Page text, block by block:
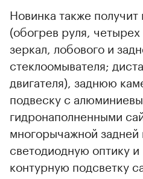
Новинка также
(обогрев руля,
зеркал, лобового и
стеклоомывателя;
двигателя), заднюю
подвеску с
гидронаполненными
многорычажной задней
светодиодную оптику
контурную подсветку